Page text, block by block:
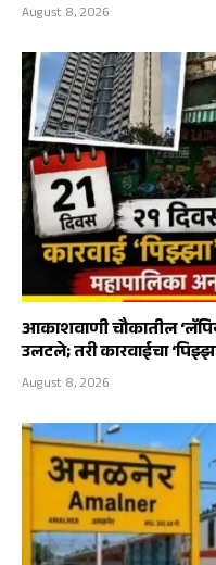
August 8, 2026
आकाशवाणी चौकातील
उलटले; तरी कारवाईचा
August 8, 2026